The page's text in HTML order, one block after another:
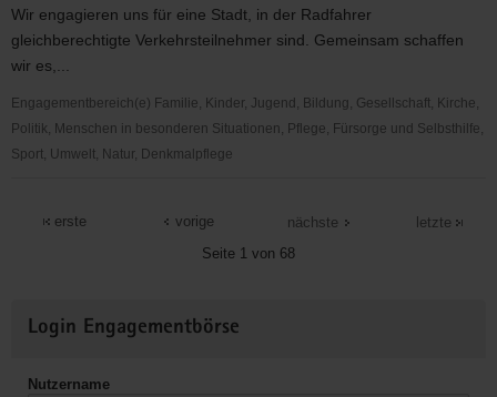
Bobsport
des
Dresdner
SC
1898
e.V.
Wir engagieren uns für eine Stadt, in der Radfahrer
gleichberechtigte Verkehrsteilnehmer sind. Gemeinsam schaffen
wir es,...
Engagementbereich(e) Familie, Kinder, Jugend, Bildung, Gesellschaft, Kirche,
Politik, Menschen in besonderen Situationen, Pflege, Fürsorge und Selbsthilfe,
Sport, Umwelt, Natur, Denkmalpflege
erste
vorige
Seite 1 von 68
nächste letzte
Informationen
Login Engagementbörse
Nutzername